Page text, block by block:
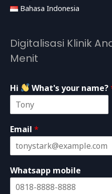
Bahasa Indonesia
Digitalisasi Klinik
Menit
Hi What's your name?
Email *
Whatsapp mobile